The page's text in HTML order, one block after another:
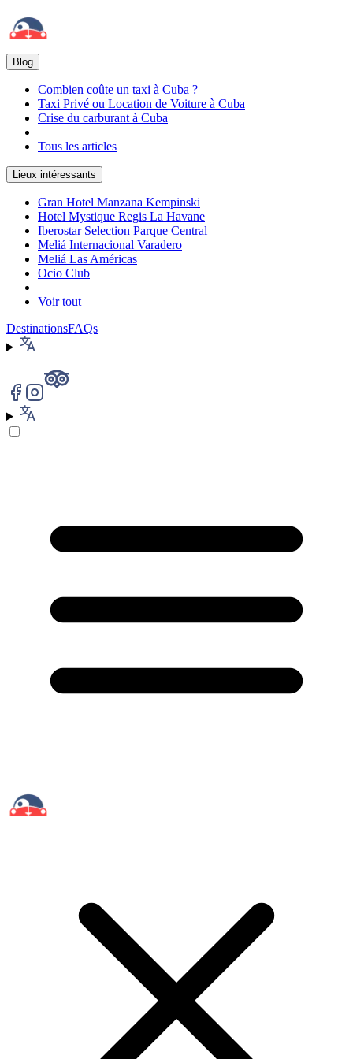
Blog
Combien coûte un taxi à Cuba ?
Taxi Privé ou Location de Voiture à Cuba
Crise du carburant à Cuba
Tous les articles
Lieux intéressants
Gran Hotel Manzana Kempinski
Hotel Mystique Regis La Havane
Iberostar Selection Parque Central
Meliá Internacional Varadero
Meliá Las Américas
Ocio Club
Voir tout
DestinationsFAQs